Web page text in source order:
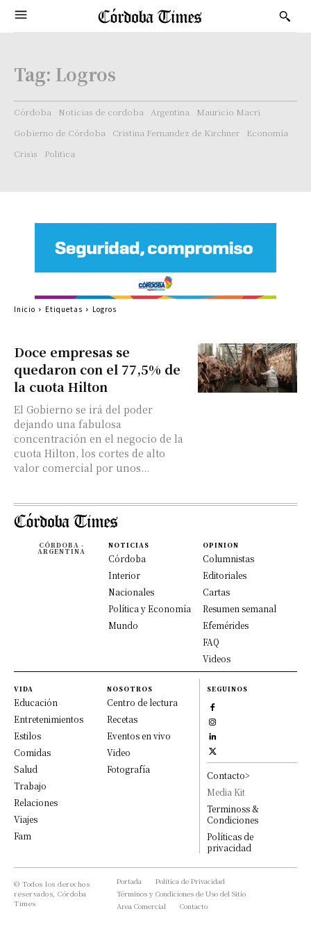
Tag: Logros
Córdoba Noticias de cordoba Argentina
Mauricio Macri
Gobierno de Córdoba
Cristina Fernandez de Kirchner
Economía
Crisis
Politica
Doce empresas se
quedaron con el 77,5% de
la cuota Hilton
El Gobierno se irá del poder
dejando una fabulosa
concentración en el negocio de la
cuota Hilton, los cortes de alto
valor comercial por unos...
Inicio Etiquetas Logros
CÓRDOBA -
ARGENTINA
NOTICIAS
Córdoba
Interior
Nacionales
Política y Economía
Mundo
OPINION
Columnistas
Editoriales
Cartas
Resumen semanal
Efemérides
FAQ
Videos
VIDA
Educación
Entretenimientos
Estilos
Comidas
Salud
Trabajo
Relaciones
Viajes
Fam
NOSOTROS
Centro de lectura
Recetas
Eventos en vivo
Video
Fotografía
SEGUINOS
Contacto>
Media Kit
Terminoss &
Condiciones
Políticas de
privacidad
© Todos los derechos
reservados, Córdoba
Times
Portada
Política de Privacidad
Términos y Condiciones de Uso del Sitio
Area Comercial
Contacto